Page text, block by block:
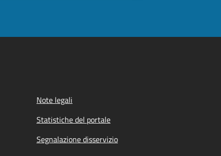
Note legali
Statistiche del portale
Segnalazione disservizio